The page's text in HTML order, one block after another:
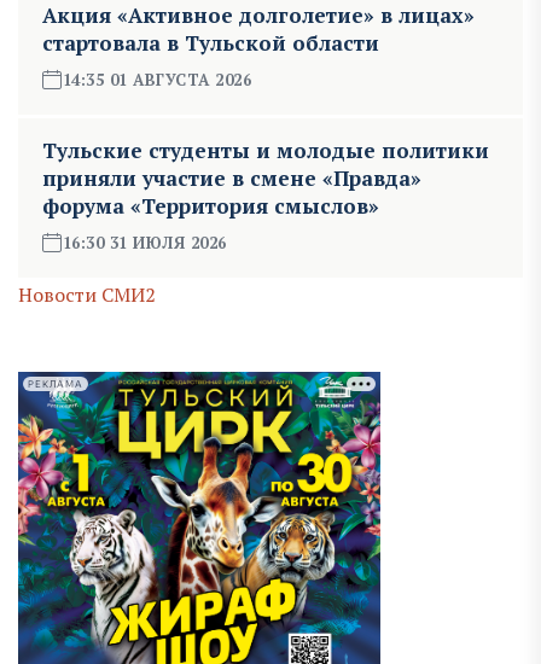
Акция «Активное долголетие» в лицах»
стартовала в Тульской области
14:35 01 АВГУСТА 2026
Тульские студенты и молодые политики
приняли участие в смене «Правда»
форума «Территория смыслов»
16:30 31 ИЮЛЯ 2026
Новости СМИ2
РЕКЛАМА